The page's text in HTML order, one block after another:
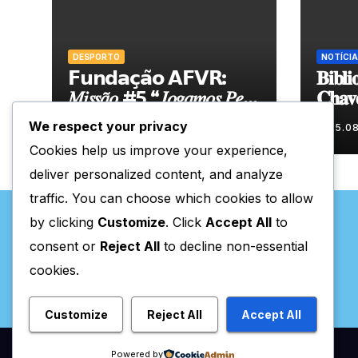
DESPORTO
𝗙𝘂𝗻𝗱𝗮𝗰̧𝗮̃𝗼 𝗔𝗙𝗩𝗥:
𝑀𝑖𝑠𝑠𝑎̃𝑜 #5 “𝐽𝑜𝑔𝑎𝑚𝑜𝑠 𝑃𝑒𝑙𝑎
𝑁𝑜𝑠𝑠𝑎 𝑇𝑒𝑟𝑟𝑎”
05.08.2026
NOTÍCIA
Valpaços Online
We respect your privacy
Cookies help us improve your experience,
deliver personalized content, and analyze
traffic. You can choose which cookies to allow
by clicking Customize. Click Accept All to
consent or Reject All to decline non-essential
cookies.
Customize Reject All Accept All
Powered by